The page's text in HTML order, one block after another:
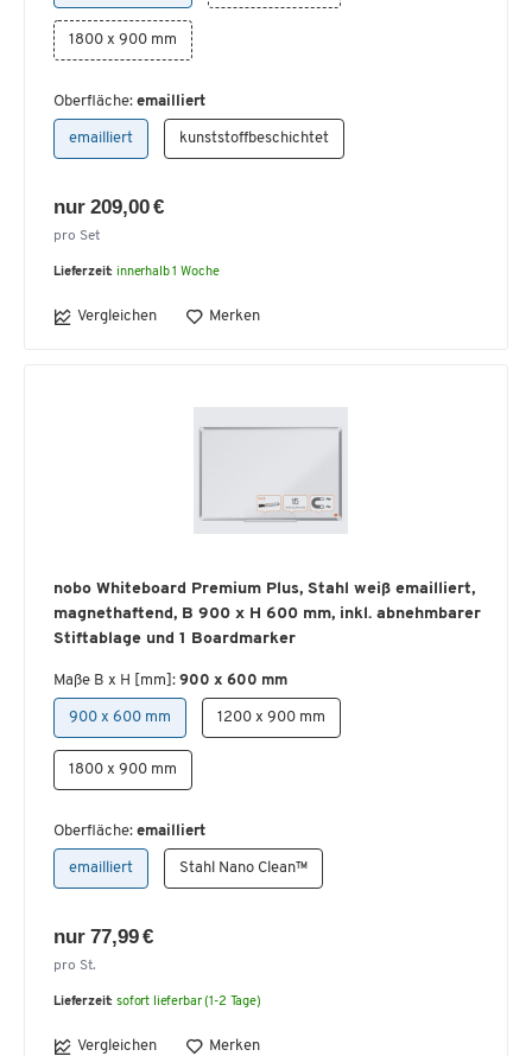
1800 x 900 mm
Oberfläche: emailliert
emailliert kunststoffbeschichtet
nur 209,00 €
pro Set
Lieferzeit: innerhalb 1 Woche
Vergleichen Merken
nobo Whiteboard Premium Plus, Stahl weiß emailliert,
magnethaftend, B 900 x H 600 mm, inkl. abnehmbarer
Stiftablage und 1 Boardmarker
Maße B x H [mm]: 900 x 600 mm
900 x 600 mm 1200 x 900 mm
1800 x 900 mm
Oberfläche: emailliert
emailliert Stahl Nano Clean™
nur 77,99 €
pro St.
Lieferzeit: sofort lieferbar (1-2 Tage)
Vergleichen Merken